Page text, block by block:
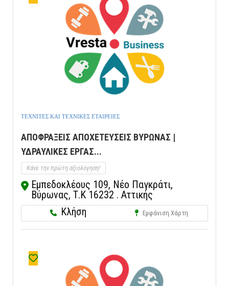
ΤΕΧΝΙΤΕΣ ΚΑΙ ΤΕΧΝΙΚΕΣ ΕΤΑΙΡΕΙΕΣ
ΑΠΟΦΡΑΞΕΙΣ ΑΠΟΧΕΤΕΥΣΕΙΣ ΒΥΡΩΝΑΣ |
ΥΔΡΑΥΛΙΚΕΣ ΕΡΓΑΣ...
Κάνε την πρώτη αξιολόγηση!
Εμπεδοκλέους 109, Νέο Παγκράτι,
Βύρωνας, Τ.Κ 16232 . Αττικής
Κλήση
Εμφάνιση Χάρτη